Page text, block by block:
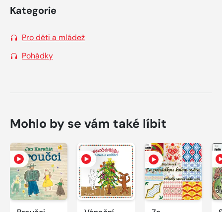
Kategorie
Pro děti a mládež
Pohádky
Mohlo by se vám také líbit